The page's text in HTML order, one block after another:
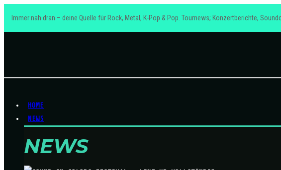
Immer nah dran – deine Quelle für Rock, Metal, K-Pop & Pop. Tournews; Konzertberichte,
HOME
NEWS
NEWS